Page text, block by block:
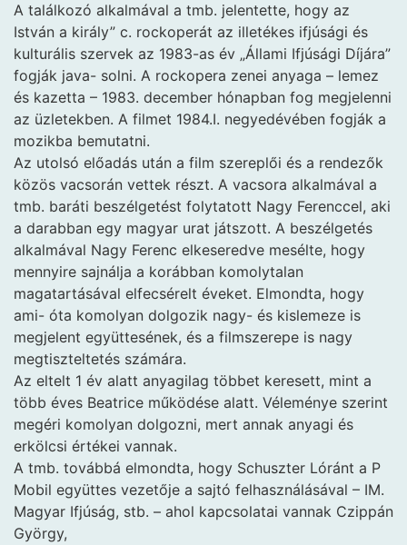
A találkozó alkalmával a tmb. jelentette, hogy az
István a király” c. rockoperát az illetékes ifjúsági és
kulturális szervek az 1983-as év „Állami Ifjúsági Díjára”
fogják java- solni. A rockopera zenei anyaga – lemez
és kazetta – 1983. december hónapban fog megjelenni
az üzletekben. A filmet 1984.I. negyedévében fogják a
mozikba bemutatni.
Az utolsó előadás után a film szereplői és a rendezők
közös vacsorán vettek részt. A vacsora alkalmával a
tmb. baráti beszélgetést folytatott Nagy Ferenccel, aki
a darabban egy magyar urat játszott. A beszélgetés
alkalmával Nagy Ferenc elkeseredve mesélte, hogy
mennyire sajnálja a korábban komolytalan
magatartásával elfecsérelt éveket. Elmondta, hogy
ami- óta komolyan dolgozik nagy- és kislemeze is
megjelent együttesének, és a filmszerepe is nagy
megtiszteltetés számára.
Az eltelt 1 év alatt anyagilag többet keresett, mint a
több éves Beatrice működése alatt. Véleménye szerint
megéri komolyan dolgozni, mert annak anyagi és
erkölcsi értékei vannak.
A tmb. továbbá elmondta, hogy Schuszter Lóránt a P
Mobil együttes vezetője a sajtó felhasználásával – IM.
Magyar Ifjúság, stb. – ahol kapcsolatai vannak Czippán
György,